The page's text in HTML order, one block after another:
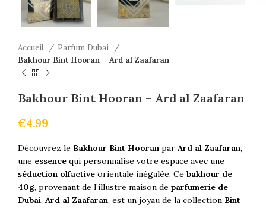
Accueil
Parfum Dubai
Bakhour Bint Hooran – Ard al Zaafaran
Bakhour Bint Hooran – Ard al Zaafaran
€4.99
Découvrez le Bakhour Bint Hooran par Ard al Zaafaran,
une essence qui personnalise votre espace avec une
séduction olfactive orientale inégalée. Ce bakhour de
40g, provenant de l’illustre maison de parfumerie de
Dubai, Ard al Zaafaran, est un joyau de la collection Bint